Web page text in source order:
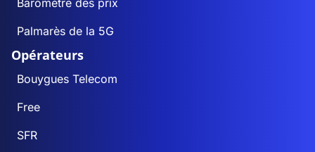
Baromètre des prix
Palmarès de la 5G
Opérateurs
Bouygues Telecom
Free
SFR